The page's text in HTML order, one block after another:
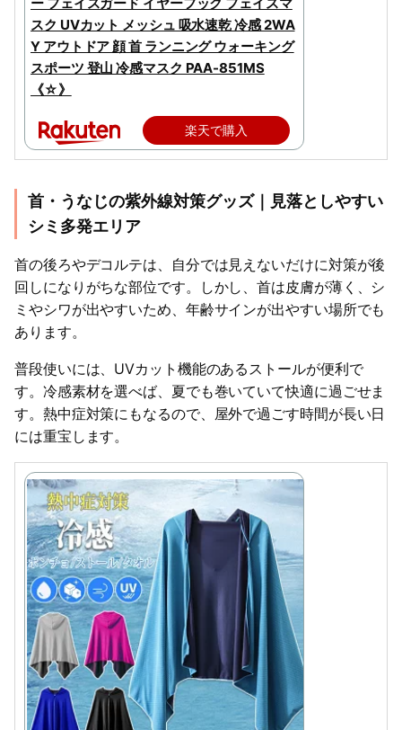
スク UVカット メッシュ 吸水速乾 冷感 2WA
Y アウトドア 顔 首 ランニング ウォーキング
スポーツ 登山 冷感マスク PAA-851MS
《☆》
楽天で購入
首・うなじの紫外線対策グッズ｜見落としやすい
シミ多発エリア
首の後ろやデコルテは、自分では見えないだけに対策が後
回しになりがちな部位です。しかし、首は皮膚が薄く、シ
ミやシワが出やすいため、年齢サインが出やすい場所でも
あります。
普段使いには、UVカット機能のあるストールが便利で
す。冷感素材を選べば、夏でも巻いていて快適に過ごせま
す。熱中症対策にもなるので、屋外で過ごす時間が長い日
には重宝します。